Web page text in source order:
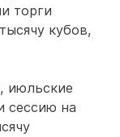
торги
кубов,
июльские
сессию на